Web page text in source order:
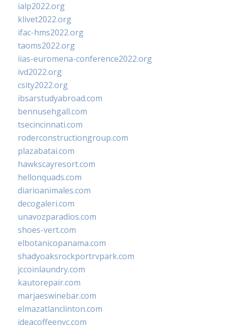
ialp2022.org
klivet2022.org
ifac-hms2022.org
taoms2022.org
iias-euromena-conference2022.org
ivd2022.org
csity2022.org
ibsarstudyabroad.com
bennusehgall.com
tsecincinnati.com
roderconstructiongroup.com
plazabatai.com
hawkscayresort.com
hellonquads.com
diarioanimales.com
decogaleri.com
unavozparadios.com
shoes-vert.com
elbotanicopanama.com
shadyoaksrockportrvpark.com
jccoinlaundry.com
kautorepair.com
marjaeswinebar.com
elmazatlanclinton.com
ideacoffeenyc.com